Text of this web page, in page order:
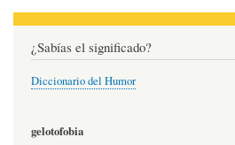
¿Sabías el significado?
Diccionario del Humor
gelotofobia